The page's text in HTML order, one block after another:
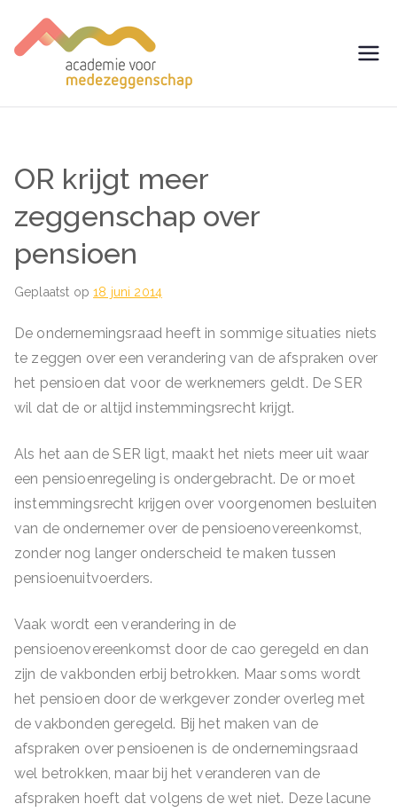
naar
de
voor
Medezegg
OR krijgt meer
zeggenschap over
pensioen
Geplaatst op18 juni 2014
De ondernemingsraad heeft in sommige situaties niets
te zeggen over een verandering van de afspraken over
het pensioen dat voor de werknemers geldt. De SER
wil dat de or altijd instemmingsrecht krijgt.
Als het aan de SER ligt, maakt het niets meer uit waar
een pensioenregeling is ondergebracht. De or moet
instemmingsrecht krijgen over voorgenomen besluiten
van de ondernemer over de pensioenovereenkomst,
zonder nog langer onderscheid te maken tussen
pensioenuitvoerders.
Vaak wordt een verandering in de
pensioenovereenkomst door de cao geregeld en dan
zijn de vakbonden erbij betrokken. Maar soms wordt
het pensioen door de werkgever zonder overleg met
de vakbonden geregeld. Bij het maken van de
afspraken over pensioenen is de ondernemingsraad
wel betrokken, maar bij het veranderen van de
afspraken hoeft dat volgens de wet niet. Deze lacune